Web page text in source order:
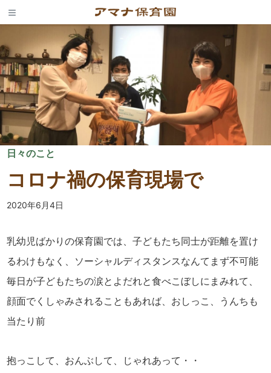
Skip
to
日々のこと
コロナ禍の保育現場で
2020年6月4日
乳幼児ばかりの保育園では、子どもたち同士が距離を置け
るわけもなく、ソーシャルディスタンスなんてまず不可能
毎日が子どもたちの涙とよだれと食べこぼしにまみれて、
顔面でくしゃみされることもあれば、おしっこ、うんちも
当たり前
抱っこして、おんぶして、じゃれあって・・